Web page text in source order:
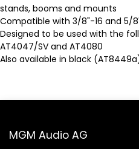
stands, booms and mounts
Compatible with 3/8"-16 and 5/
Designed to be used with the
AT4047/SV and AT4080
Also available in black
MGM Audio AG